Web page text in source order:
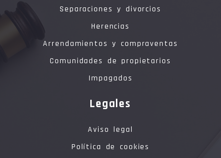
Separaciones y divorcios
Herencias
Arrendamientos y compraventas
Comunidades de propietarios
Impagados
Legales
Aviso legal
Política de cookies